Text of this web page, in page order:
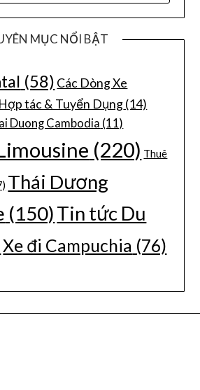
MỤC NỔI BẬT
(58) Các Dòng Xe
Hợp tác & Tuyển Dụng(14)
Duong Cambodia (11)
(220) Thuê
Thái Dương
(150)Tin tức Du
Xe đi Campuchia (76)